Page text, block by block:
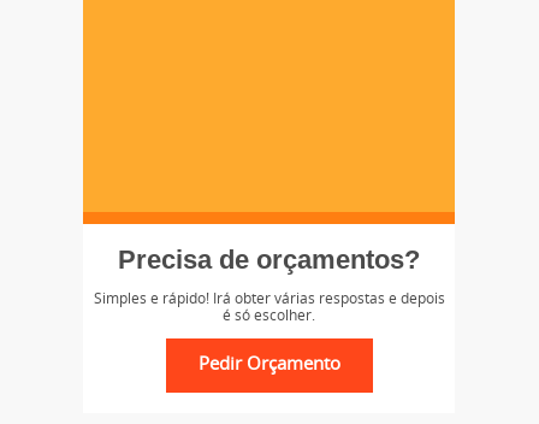
Precisa de orçamentos?
Simples e rápido! Irá obter várias respostas e depois
é só escolher.